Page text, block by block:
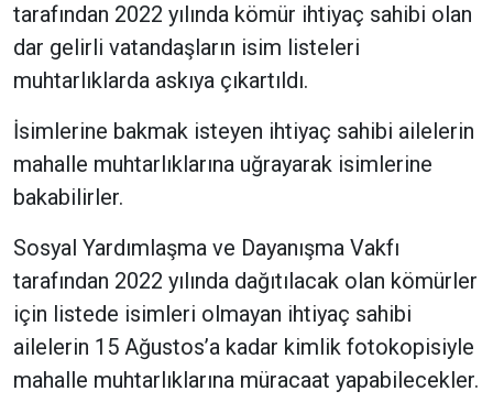
tarafından 2022 yılında kömür ihtiyaç sahibi olan
dar gelirli vatandaşların isim listeleri
muhtarlıklarda askıya çıkartıldı.
İsimlerine bakmak isteyen ihtiyaç sahibi ailelerin
mahalle muhtarlıklarına uğrayarak isimlerine
bakabilirler.
Sosyal Yardımlaşma ve Dayanışma Vakfı
tarafından 2022 yılında dağıtılacak olan kömürler
için listede isimleri olmayan ihtiyaç sahibi
ailelerin 15 Ağustos’a kadar kimlik fotokopisiyle
mahalle muhtarlıklarına müracaat yapabilecekler.